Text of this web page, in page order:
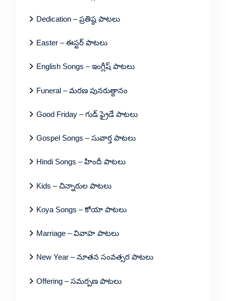
Dedication – ప్రతిష్ఠ పాటలు
Easter – ఈస్టర్ పాటలు
English Songs – ఇంగ్లీష్ పాటలు
Funeral – మరణ పునరుత్దానం
Good Friday – గుడ్ ఫ్రైడే పాటలు
Gospel Songs – సువార్త పాటలు
Hindi Songs – హిందీ పాటలు
Kids – చిన్నారుల పాటలు
Koya Songs – కోయా పాటలు
Marriage – వివాహ పాటలు
New Year – నూతన సంవత్సర పాటలు
Offering – సమర్పణ పాటలు